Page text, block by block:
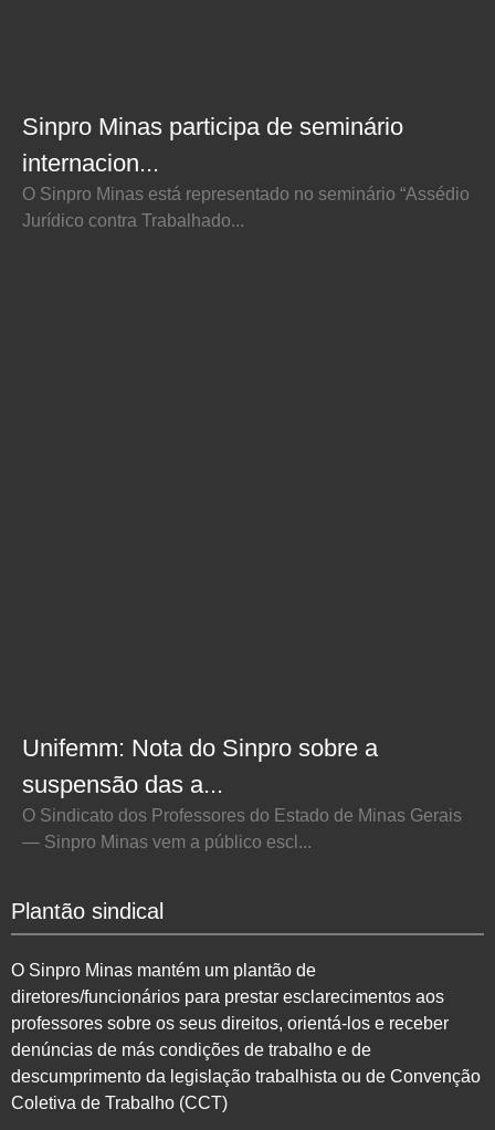
Sinpro Minas participa de seminário
internacion...
O Sinpro Minas está representado no seminário “Assédio
Jurídico contra Trabalhado...
Unifemm: Nota do Sinpro sobre a
suspensão das a...
O Sindicato dos Professores do Estado de Minas Gerais
— Sinpro Minas vem a público escl...
Plantão sindical
O Sinpro Minas mantém um plantão de
diretores/funcionários para prestar esclarecimentos aos
professores sobre os seus direitos, orientá-los e receber
denúncias de más condições de trabalho e de
descumprimento da legislação trabalhista ou de Convenção
Coletiva de Trabalho (CCT)